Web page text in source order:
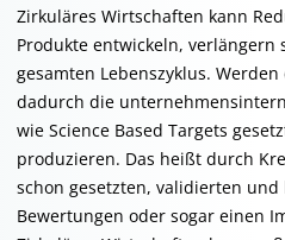
Zirkuläres Wirtschaften kann
Produkte entwickeln,
gesamten Lebenszyklus.
dadurch die
wie Science Based Targets
produzieren. Das heißt durch
schon gesetzten, validierten
Bewertungen oder sogar einen